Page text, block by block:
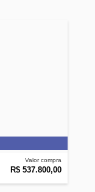
Valor compra
R$ 537.800,00